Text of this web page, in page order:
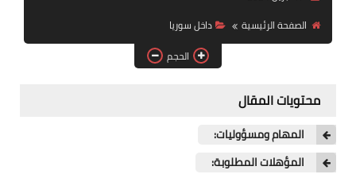
فرص عمل في العراق
فرص عمل في اليمن
الصفحة الرئيسية
داخل سوريا
الحجم
محتويات المقال
المهام ومسؤوليات:
المؤهلات المطلوبة: